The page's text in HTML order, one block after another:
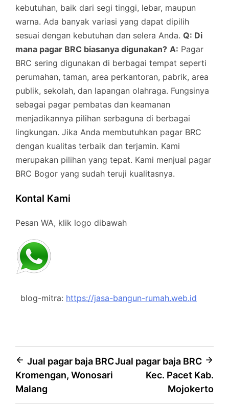
kebutuhan, baik dari segi tinggi, lebar, maupun
warna. Ada banyak variasi yang dapat dipilih
sesuai dengan kebutuhan dan selera Anda. Q: Di
mana pagar BRC biasanya digunakan? A: Pagar
BRC sering digunakan di berbagai tempat seperti
perumahan, taman, area perkantoran, pabrik, area
publik, sekolah, dan lapangan olahraga. Fungsinya
sebagai pagar pembatas dan keamanan
menjadikannya pilihan serbaguna di berbagai
lingkungan. Jika Anda membutuhkan pagar BRC
dengan kualitas terbaik dan terjamin. Kami
merupakan pilihan yang tepat. Kami menjual pagar
BRC Bogor yang sudah teruji kualitasnya.
Kontal Kami
Pesan WA, klik logo dibawah
blog-mitra: https://jasa-bangun-rumah.web.id
Post
navigation
Jual pagar baja BRC
Kromengan, Wonosari
Malang
Jual pagar baja BRC
Kec. Pacet Kab.
Mojokerto